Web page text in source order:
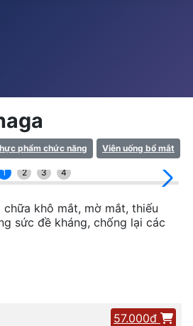
phẩm chức năng Viên uống bổ mắt
1 2 3 4
chữa khô mắt, mờ mắt, thiếu
sức đề kháng, chống lại các
57.000đ